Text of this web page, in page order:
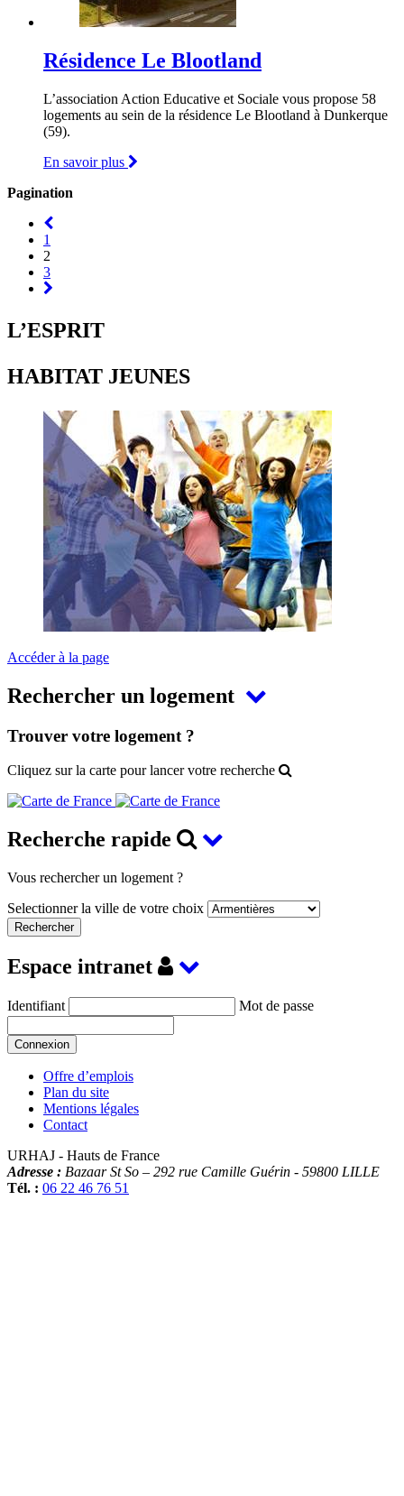
Résidence Le Blootland
L’association Action Educative et Sociale vous propose 58
logements au sein de la résidence Le Blootland à Dunkerque
(59).
En savoir plus
Pagination
1
2
3
L’ESPRIT
HABITAT JEUNES
Accéder à la page
Rechercher un logement
Trouver votre logement ?
Cliquez sur la carte pour lancer votre recherche
Recherche rapide
Vous rechercher un logement ?
Selectionner la ville de votre choix
Espace intranet
Identifiant Mot de passe
Offre d’emplois
Plan du site
Mentions légales
Contact
URHAJ - Hauts de France
Adresse : Bazaar St So – 292 rue Camille Guérin - 59800 LILLE
Tél. : 06 22 46 76 51